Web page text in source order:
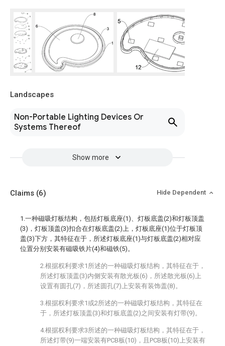
Landscapes
Non-Portable Lighting Devices Or
Systems Thereof
Show more
Claims (6) Hide Dependent
1.一种磁吸灯板结构，包括灯板底座(1)、灯板底盖(2)和灯板顶盖
(3)，灯板顶盖(3)扣合在灯板底盖(2)上，灯板底座(1)位于灯板顶
盖(3)下方，其特征在于，所述灯板底座(1)与灯板底盖(2)相对应
位置分别安装有磁吸铁片(4)和磁铁(5)。
2.根据权利要求1所述的一种磁吸灯板结构，其特征在于，
所述灯板顶盖(3)内侧安装有散光板(6)，所述散光板(6)上
设置有圆孔(7)，所述圆孔(7)上安装有装饰盖(8)。
3.根据权利要求1或2所述的一种磁吸灯板结构，其特征在
于，所述灯板顶盖(3)和灯板底盖(2)之间安装有灯带(9)。
4.根据权利要求3所述的一种磁吸灯板结构，其特征在于，
所述灯带(9)一端安装有PCB板(10)，且PCB板(10)上安装有